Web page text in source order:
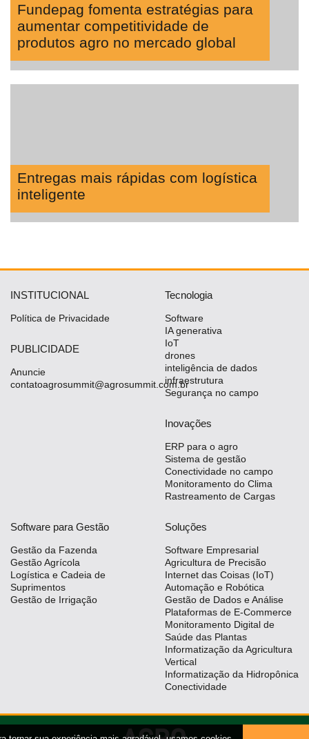
Fundepag fomenta estratégias para
aumentar competitividade de
produtos agro no mercado global
Entregas mais rápidas com logística
inteligente
INSTITUCIONAL
Política de Privacidade
PUBLICIDADE
Anuncie
contatoagrosummit@agrosummit.com.br
Tecnologia
Software
IA generativa
IoT
drones
inteligência de dados
infraestrutura
Segurança no campo
Inovações
ERP para o agro
Sistema de gestão
Conectividade no campo
Monitoramento do Clima
Rastreamento de Cargas
Software para Gestão
Gestão da Fazenda
Gestão Agrícola
Logística e Cadeia de
Suprimentos
Gestão de Irrigação
Soluções
Software Empresarial
Agricultura de Precisão
Internet das Coisas (IoT)
Automação e Robótica
Gestão de Dados e Análise
Plataformas de E-Commerce
Monitoramento Digital de
Saúde das Plantas
Informatização da Agricultura
Vertical
Informatização da Hidropônica
Conectividade